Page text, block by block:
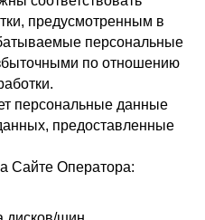
предусмотренным в
персональные
по отношению
персональные данные
предоставленные
Сайте Оператора: